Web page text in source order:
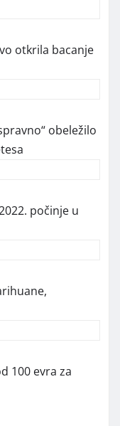
otkrila bacanje
obeležilo
počinje u
100 evra za